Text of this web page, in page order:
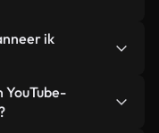
hoog, worden de
een video.
"junioren bij
video die
ik
Alle video's in
en kunnen
YouTube-